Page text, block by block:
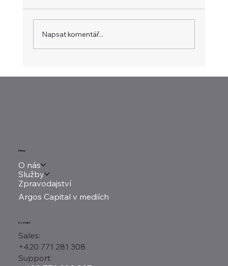
Menu
O nás
Služby
Zpravodajství
Argos Capital v mediích
Kontakt
Sales:
+420 771 281 308
Support:
Napsat komentář...